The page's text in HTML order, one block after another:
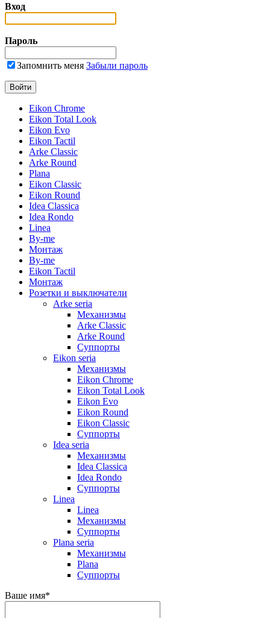
Вход
Пароль
Запомнить меня Забыли пароль
Eikon Chrome
Eikon Total Look
Eikon Evo
Eikon Tactil
Arke Classic
Arke Round
Plana
Eikon Classic
Eikon Round
Idea Classica
Idea Rondo
Linea
By-me
Монтаж
By-me
Eikon Tactil
Монтаж
Розетки и выключатели
Arke seria
Механизмы
Arke Classic
Arke Round
Суппорты
Eikon seria
Механизмы
Eikon Chrome
Eikon Total Look
Eikon Evo
Eikon Round
Eikon Classic
Суппорты
Idea seria
Механизмы
Idea Classica
Idea Rondo
Суппорты
Linea
Linea
Механизмы
Суппорты
Plana seria
Механизмы
Plana
Суппорты
Ваше имя*